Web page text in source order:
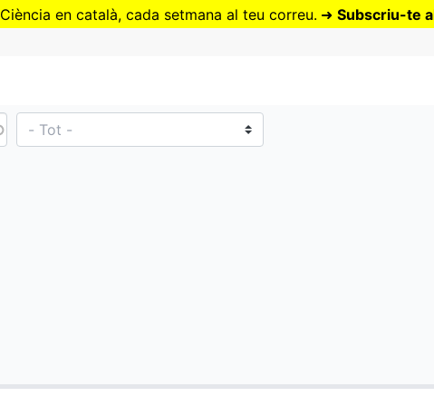
Vés
Ciència en català, cada setmana al teu correu. ➜ Subscriu-te